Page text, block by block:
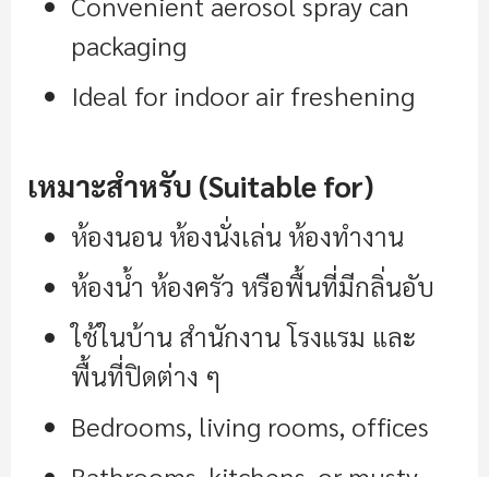
packaging
Ideal for indoor air freshening
เหมาะสำหรับ (Suitable for)
ห้องนอน ห้องนั่งเล่น ห้องทำงาน
ห้องน้ำ ห้องครัว หรือพื้นที่มีกลิ่นอับ
ใช้ในบ้าน สำนักงาน โรงแรม และ
พื้นที่ปิดต่าง ๆ
Bedrooms, living rooms, offices